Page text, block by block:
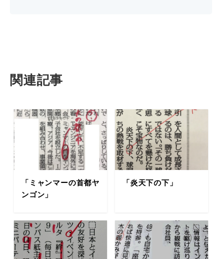
関連記事
「ミャンマーの首都ヤ
ンゴン」
「炎天下の下」